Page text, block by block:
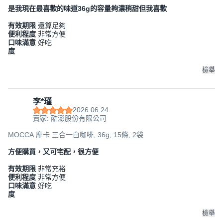
是我現在最喜歡的味道36g的容量夠濃稍甜但我喜歡
有效期限 還算足夠
便利程度 非常方便
口味滿意
度
好吃
檢舉
李*瑾
2026.06.24
賣家: 酷澎股份有限公司
MOCCA 摩卡 三合一白咖啡, 36g, 15條, 2袋
方便購買，又可宅配，很方便
有效期限 非常充裕
便利程度 非常方便
口味滿意
度
好吃
檢舉